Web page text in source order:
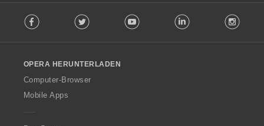
o
w
O
p
Facebook Twitter Youtube LinkedIn
OPERA HERUNTERLADEN
Computer-Browser
Mobile Apps